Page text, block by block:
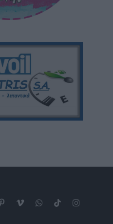
PinterestVimeoWhatsAppTikTokInstagram